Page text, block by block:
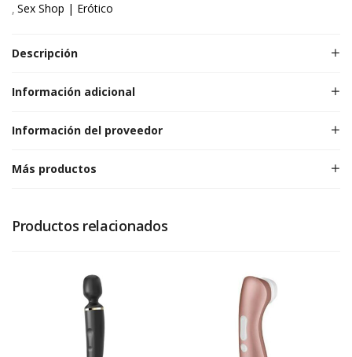
Sex Shop | Erótico
Descripción
Información adicional
Información del proveedor
Más productos
Productos relacionados